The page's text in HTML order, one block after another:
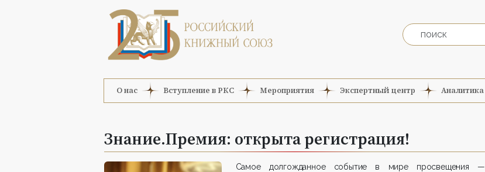
О нас Вступление в РКС Мероприятия Экспертный центр Аналитика
Знание.Премия: открыта регистрация!
Самое долгожданное событие в мире просвещения —